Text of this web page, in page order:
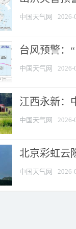
中国天气网 2026-
台风预警：
中国天气网 2026-
江西永新：
中国天气网 2026-
北京彩虹云
中国天气网 2026-